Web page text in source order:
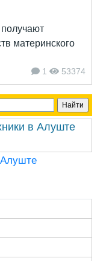
материнского
1 53374